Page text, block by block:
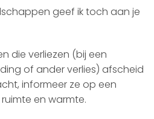
geef ik toch aan je
die verliezen (bij een
of ander verlies) afscheid
informeer ze op een
en warmte.